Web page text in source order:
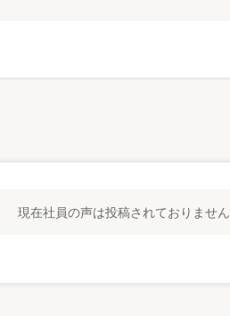
現在社員の声は投稿されておりません